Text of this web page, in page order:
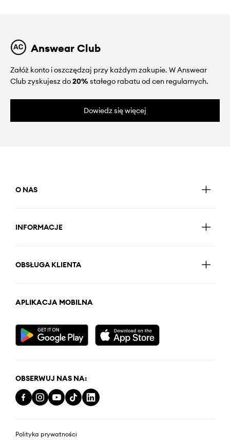
Answear Club
Załóż konto i oszczędzaj przy każdym zakupie. W Answear
Club zyskujesz do20%stałego rabatu od cen regularnych.
Dowiedz się więcej
O NAS
INFORMACJE
OBSŁUGA KLIENTA
APLIKACJA MOBILNA
OBSERWUJ NAS NA:
Polityka prywatności